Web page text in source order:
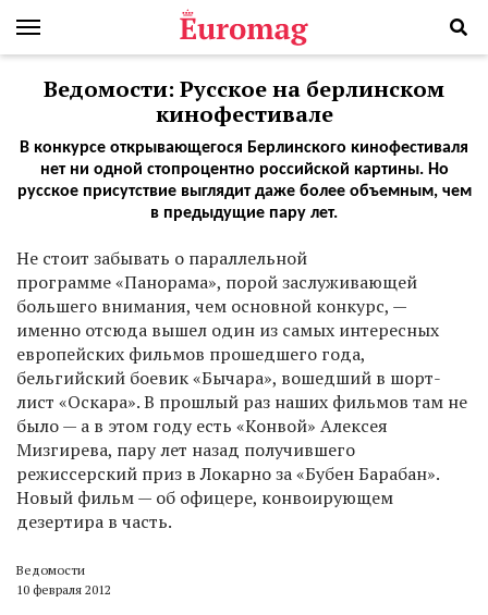
Ведомости: Русское на берлинском
кинофестивале
В конкурсе открывающегося Берлинского кинофестиваля
нет ни одной стопроцентно российской картины. Но
русское присутствие выглядит даже более объемным, чем
в предыдущие пару лет.
Не стоит забывать о параллельной
программе «Панорама», порой заслуживающей
большего внимания, чем основной конкурс, —
именно отсюда вышел один из самых интересных
европейских фильмов прошедшего года,
бельгийский боевик «Бычара», вошедший в шорт-
лист «Оскара». В прошлый раз наших фильмов там не
было — а в этом году есть «Конвой» Алексея
Мизгирева, пару лет назад получившего
режиссерский приз в Локарно за «Бубен Барабан».
Новый фильм — об офицере, конвоирующем
дезертира в часть.
Ведомости
10 февраля 2012